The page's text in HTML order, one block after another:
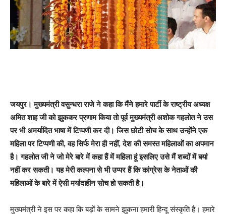
जयपुर। मुख्यमंत्री वसुन्धरा राजे ने कहा कि मैंने हमारे पार्टी के राष्ट्रीय अध्यक्ष
अमित शाह जी को झुककर प्रणाम किया तो पूर्व मुख्यमंत्री अशोक गहलोत ने उस
पर भी अमर्यादित भाषा में टिप्पणी कर दी। जिस छोटी सोच के साथ उन्होंने एक
महिला पर टिप्पणी की, वह सिर्फ मेरा ही नहीं, देश की समस्त महिलाओं का अपमान
है। गहलोत जी ने जो मेरे बारे में कहा हैं में महिला हूं इसलिए उसे मैं शब्दों में बयां
नहीं कर सकती। यह मेरी कल्पना से भी उप्पर हैं कि कांग्रेस के नेताओं की
महिलाओं के बारे में ऐसी मर्यादाहीन सोच हो सकती है।
मुख्यमंत्री ने इस पर कहा कि बड़ों के सामने झुकना हमारी हिन्दू संस्कृति है। हमारे